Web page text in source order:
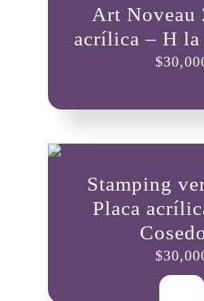
Art Noveau
acrílica – H la
$
Stamping
Placa
$